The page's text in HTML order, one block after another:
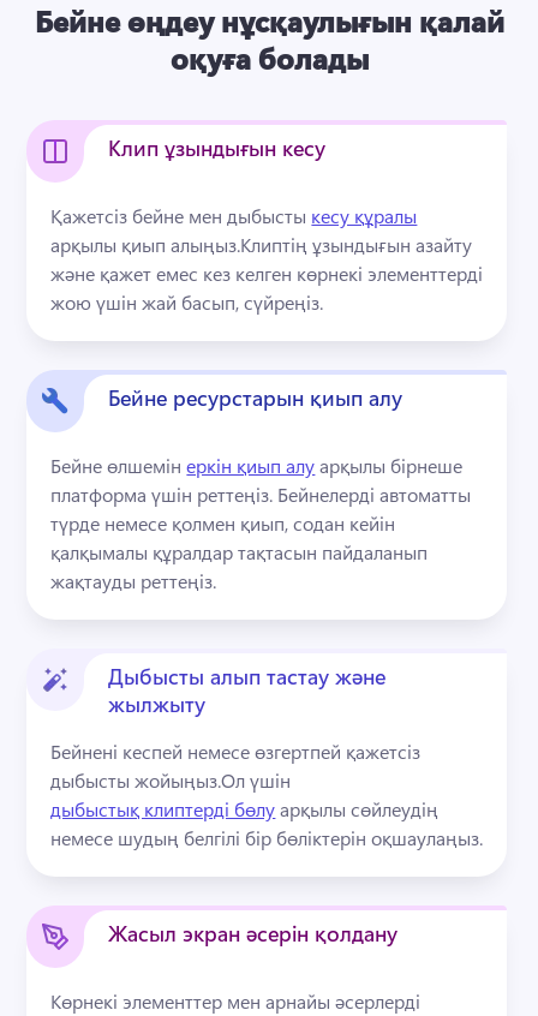
Бейне өңдеу нұсқаулығын қалай
оқуға болады
Клип ұзындығын кесу
Қажетсіз бейне мен дыбысты кесу құралы
арқылы қиып алыңыз.Клиптің ұзындығын азайту
және қажет емес кез келген көрнекі элементтерді
жою үшін жай басып, сүйреңіз.
Бейне ресурстарын қиып алу
Бейне өлшемін еркін қиып алу арқылы бірнеше
платформа үшін реттеңіз. Бейнелерді автоматты
түрде немесе қолмен қиып, содан кейін
қалқымалы құралдар тақтасын пайдаланып
жақтауды реттеңіз.
Дыбысты алып тастау және
жылжыту
Бейнені кеспей немесе өзгертпей қажетсіз
дыбысты жойыңыз.Ол үшін
дыбыстық клиптерді бөлу арқылы сөйлеудің
немесе шудың белгілі бір бөліктерін оқшаулаңыз.
Жасыл экран әсерін қолдану
Көрнекі элементтер мен арнайы әсерлерді